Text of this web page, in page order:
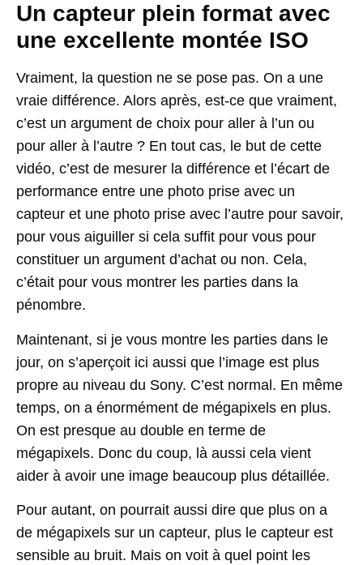
Un capteur plein format avec
une excellente montée ISO
Vraiment, la question ne se pose pas. On a une
vraie différence. Alors après, est-ce que vraiment,
c’est un argument de choix pour aller à l’un ou
pour aller à l’autre ? En tout cas, le but de cette
vidéo, c’est de mesurer la différence et l’écart de
performance entre une photo prise avec un
capteur et une photo prise avec l’autre pour savoir,
pour vous aiguiller si cela suffit pour vous pour
constituer un argument d’achat ou non. Cela,
c’était pour vous montrer les parties dans la
pénombre.
Maintenant, si je vous montre les parties dans le
jour, on s’aperçoit ici aussi que l’image est plus
propre au niveau du Sony. C’est normal. En même
temps, on a énormément de mégapixels en plus.
On est presque au double en terme de
mégapixels. Donc du coup, là aussi cela vient
aider à avoir une image beaucoup plus détaillée.
Pour autant, on pourrait aussi dire que plus on a
de mégapixels sur un capteur, plus le capteur est
sensible au bruit. Mais on voit à quel point les